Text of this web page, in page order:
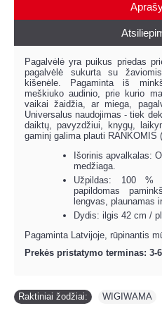
Pagalvėlė yra puikus priedas
pagalvėlė sukurta su
kišenėle. Pagaminta iš
meškiuko audinio, prie kurio
vaikai žaidžia, ar miega,
Universalus naudojimas - tiek
daiktų, pavyzdžiui, knygų,
gaminį galima plauti RANKOMIS
Išorinis apvalkalas:
medžiaga.
Užpildas: 100 %
papildomas
lengvas, plaunamas
Dydis: ilgis 42 cm /
Pagaminta Latvijoje, rūpinantis
Prekės pristatymo terminas: 3-
Raktiniai žodžiai: WIGIWAMA